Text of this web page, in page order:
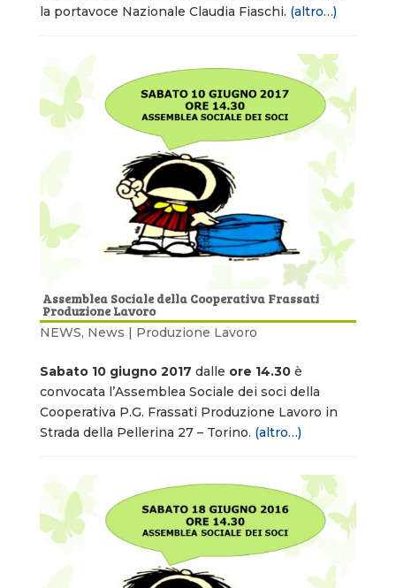
la portavoce Nazionale Claudia Fiaschi. (altro…)
Assemblea Sociale della Cooperativa Frassati
Produzione Lavoro
NEWS, News | Produzione Lavoro
Sabato 10 giugno 2017 dalle ore 14.30è
convocata l’Assemblea Sociale dei soci della
Cooperativa P.G. Frassati Produzione Lavoro in
Strada della Pellerina 27 – Torino. (altro…)